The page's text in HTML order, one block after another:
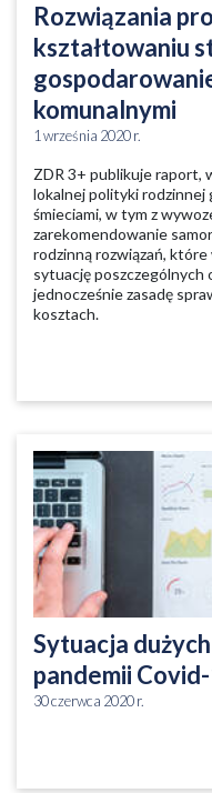
Rozwiązania
kształtowaniu
komunalnymi
1 września 2020 r.
ZDR 3+ publikuje raport,
lokalnej polityki rodzinnej
śmieciami, w tym z
zarekomendowanie
rodzinną rozwiązań,
sytuację poszczególnych
jednocześnie zasadę
kosztach.
Sytuacja
pandemii
30 czerwca 2020 r.